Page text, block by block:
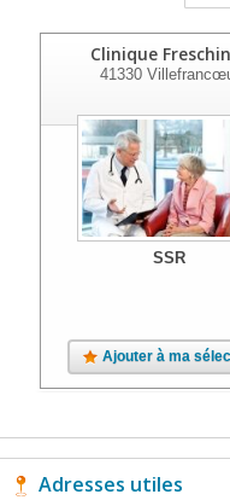
Clinique
41330
SSR
Ajouter à ma
Adresses utiles